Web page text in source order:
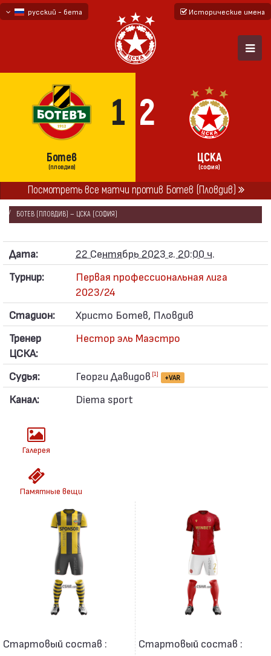
русский - бета
Исторические имена
1 2
Ботев
(ПЛОВДИВ)
ЦСКА
(СОФИЯ)
Посмотреть все матчи против Ботев (Пловдив)
ГЛАВНАЯ СЕЗОНЫ
2023/24
ПЕРВАЯ ПРОФЕССИОНАЛЬНАЯ ЛИГА 2023/24
БОТЕВ (ПЛОВДИВ) — ЦСКА (СОФИЯ)
Дата:
22 Сентябрь 2023 г. 20:00 ч.
Турнир:
Первая профессиональная лига
2023/24
Стадион:
Христо Ботев, Пловдив
Тренер
ЦСКА:
Нестор эль Маэстро
Судья: Георги Давидов [1] +VAR
Канал: Diema sport
Галерея
Памятные вещи
Стартовый состав : Стартовый состав :